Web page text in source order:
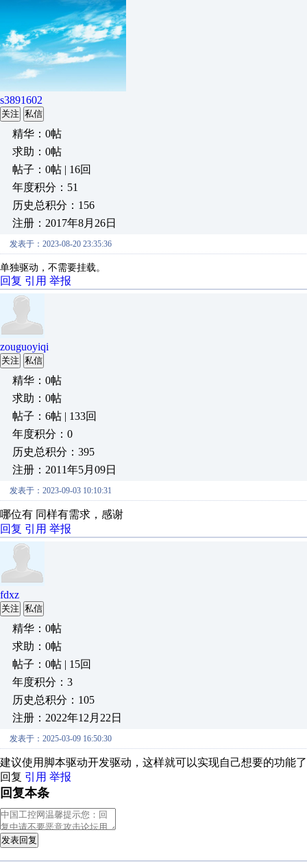
s3891602
关注 私信
精华：0帖
求助：0帖
帖子：0帖 | 16回
年度积分：51
历史总积分：156
注册：2017年8月26日
发表于：2023-08-20 23:35:36
单独驱动，不需要挂载。
回复 引用 举报
zouguoyiqi
关注 私信
精华：0帖
求助：0帖
帖子：6帖 | 133回
年度积分：0
历史总积分：395
注册：2011年5月09日
发表于：2023-09-03 10:10:31
哪位有 同样有需求，感谢
回复 引用 举报
fdxz
关注 私信
精华：0帖
求助：0帖
帖子：0帖 | 15回
年度积分：3
历史总积分：105
注册：2022年12月22日
发表于：2025-03-09 16:50:30
建议使用脚本驱动开发驱动，这样就可以实现自己想要的功能
回复 引用 举报
回复本条
发表回复